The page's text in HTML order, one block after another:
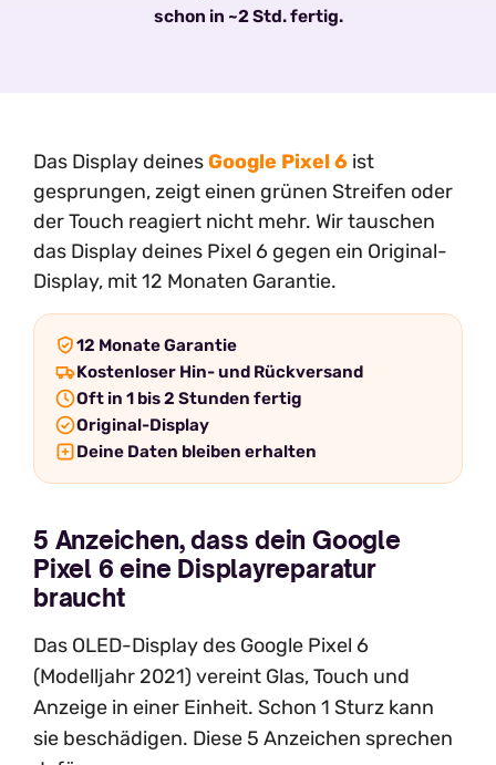
schon in ~2 Std. fertig.
Das Display deinesGoogle Pixel 6 ist
gesprungen, zeigt einen grünen Streifen oder
der Touch reagiert nicht mehr. Wir tauschen
das Display deines Pixel 6 gegen ein Original-
Display, mit 12 Monaten Garantie.
12 Monate Garantie
Kostenloser Hin- und Rückversand
Oft in 1 bis 2 Stunden fertig
Original-Display
Deine Daten bleiben erhalten
5 Anzeichen, dass dein Google
Pixel 6 eine Displayreparatur
braucht
Das OLED-Display des Google Pixel 6
(Modelljahr 2021) vereint Glas, Touch und
Anzeige in einer Einheit. Schon 1 Sturz kann
sie beschädigen. Diese 5 Anzeichen sprechen